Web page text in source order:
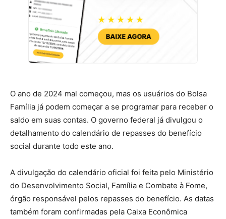
O ano de 2024 mal começou, mas os usuários do Bolsa
Família já podem começar a se programar para receber o
saldo em suas contas. O governo federal já divulgou o
detalhamento do calendário de repasses do benefício
social durante todo este ano.
A divulgação do calendário oficial foi feita pelo Ministério
do Desenvolvimento Social, Família e Combate à Fome,
órgão responsável pelos repasses do benefício. As datas
também foram confirmadas pela Caixa Econômica